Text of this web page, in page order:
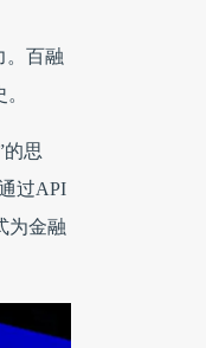
。百融
思
过API
为金融